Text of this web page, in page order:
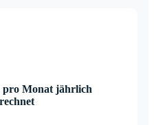
pro Monat jährlich